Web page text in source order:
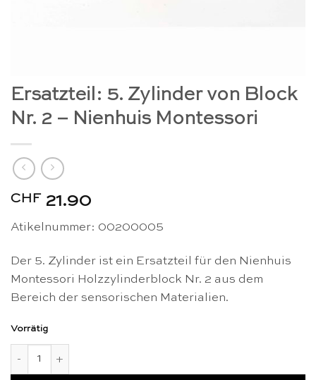
Ersatzteil: 5. Zylinder von Block
Nr. 2 – Nienhuis Montessori
CHF 21.90
Atikelnummer: 00200005
Der 5. Zylinder ist ein Ersatzteil für den Nienhuis
Montessori Holzzylinderblock Nr. 2 aus dem
Bereich der sensorischen Materialien.
Vorrätig